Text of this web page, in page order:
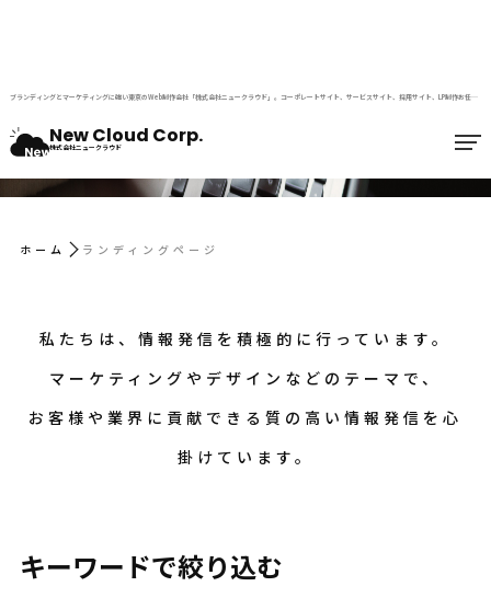
ブランディングとマーケティングに強い東京のWeb制作会社「株式会社ニュークラウド」。コーポレートサイト、サービスサイト、採用サイト、LP制作お任せください。
New Cloud Corp.
株式会社ニュークラウド
BLOG
ホーム ランディングページ
私たちは、情報発信を積極的に行っています。
マーケティングやデザインなどのテーマで、
お客様や業界に貢献できる質の高い情報発信を心
掛けています。
キーワードで絞り込む